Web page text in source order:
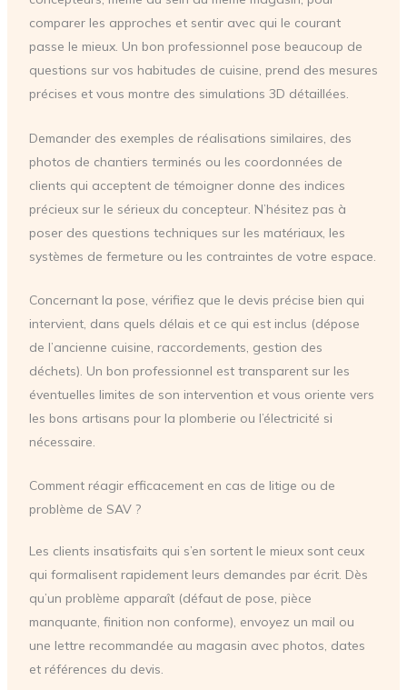
comparer les approches et sentir avec qui le courant
passe le mieux. Un bon professionnel pose beaucoup de
questions sur vos habitudes de cuisine, prend des mesures
précises et vous montre des simulations 3D détaillées.
Demander des exemples de réalisations similaires, des
photos de chantiers terminés ou les coordonnées de
clients qui acceptent de témoigner donne des indices
précieux sur le sérieux du concepteur. N’hésitez pas à
poser des questions techniques sur les matériaux, les
systèmes de fermeture ou les contraintes de votre espace.
Concernant la pose, vérifiez que le devis précise bien qui
intervient, dans quels délais et ce qui est inclus (dépose
de l’ancienne cuisine, raccordements, gestion des
déchets). Un bon professionnel est transparent sur les
éventuelles limites de son intervention et vous oriente vers
les bons artisans pour la plomberie ou l’électricité si
nécessaire.
Comment réagir efficacement en cas de litige ou de
problème de SAV ?
Les clients insatisfaits qui s’en sortent le mieux sont ceux
qui formalisent rapidement leurs demandes par écrit. Dès
qu’un problème apparaît (défaut de pose, pièce
manquante, finition non conforme), envoyez un mail ou
une lettre recommandée au magasin avec photos, dates
et références du devis.